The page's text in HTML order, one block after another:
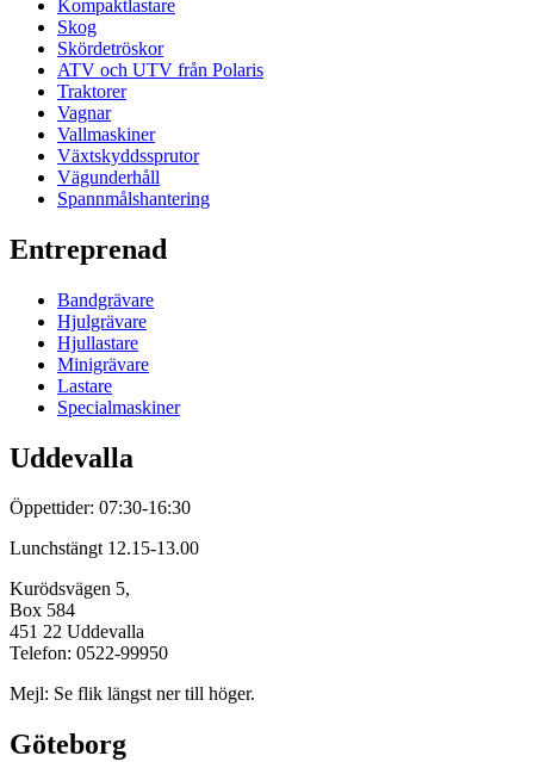
Kompaktlastare
Skog
Skördetröskor
ATV och UTV från Polaris
Traktorer
Vagnar
Vallmaskiner
Växtskyddssprutor
Vägunderhåll
Spannmålshantering
Entreprenad
Bandgrävare
Hjulgrävare
Hjullastare
Minigrävare
Lastare
Specialmaskiner
Uddevalla
Öppettider: 07:30-16:30
Lunchstängt 12.15-13.00
Kurödsvägen 5,
Box 584
451 22 Uddevalla
Telefon: 0522-99950
Mejl: Se flik längst ner till höger.
Göteborg